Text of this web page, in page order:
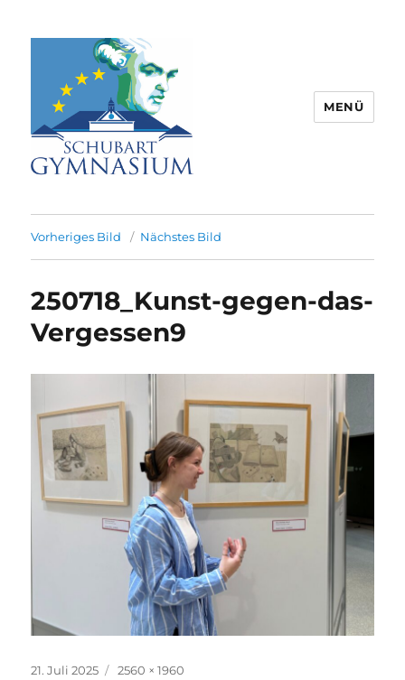
Partnerschule für Europa |
Rombacherstr. 30 | 73430 Aalen
MENÜ
Vorheriges Bild Nächstes Bild
250718_Kunst-gegen-das-
Vergessen9
Veröffentlicht
21. Juli 2025
Volle
2560 × 1960